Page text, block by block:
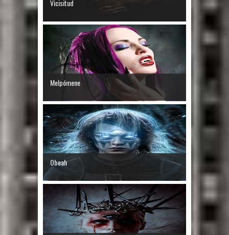
Vicisitud
Melpómene
Obeah